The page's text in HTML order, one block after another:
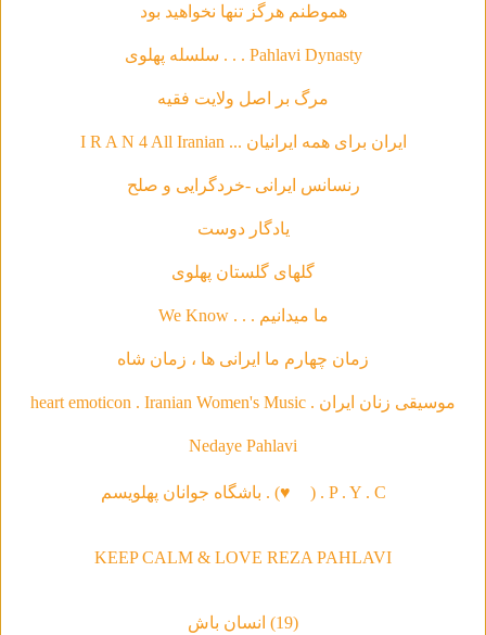
هموطنم هرگز تنها نخواهید بود
Pahlavi Dynasty . . . سلسله‌ پهلوی
مرگ بر اصل ولایت فقیه
ایران برای همه ایرانیان ... I R A N 4 All Iranian
رنسانس ایرانی -خردگرایی و صلح
يادگار دوست
گلهاى گلستان پهلوى
ما ميدانيم . . . We Know
زمان چهارم ما ايرانى ها ، زمان شاه
موسیقی‌ زنان ایران . heart emoticon . Iranian Women's Music
Nedaye Pahlavi
P . Y . C . (
♥) . باشگاه جوانان پهلویسم
KEEP CALM & LOVE REZA PAHLAVI
(19) انسان باش